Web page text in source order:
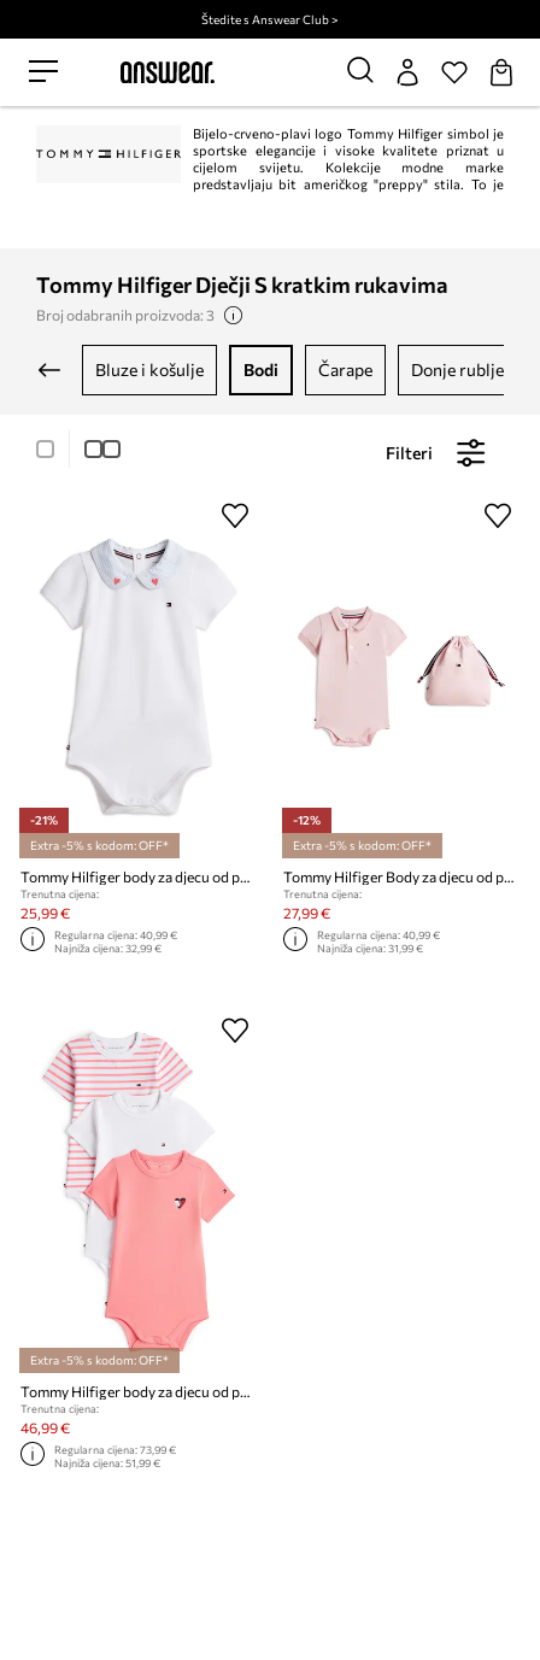
Štedite s Answear Club >
Bijelo-crveno-plavi logo Tommy Hilfiger simbol je
sportske elegancije i visoke kvalitete priznat u
cijelom svijetu. Kolekcije modne marke
predstavljaju bit američkog "preppy" stila. To je
Tommy Hilfiger Dječji S kratkim rukavima
Broj odabranih proizvoda: 3
bluze i košulje bodi čarape donje rublje
Filteri
-21%
Extra -5% s kodom: OFF*
Tommy Hilfiger body za djecu od pamuka
Trenutna cijena:
25,99 €
Regularna cijena:40,99 €
Najniža cijena:32,99 €
-12%
Extra -5% s kodom: OFF*
Tommy Hilfiger Body za djecu od pamuka
Trenutna cijena:
27,99 €
Regularna cijena:40,99 €
Najniža cijena:31,99 €
Extra -5% s kodom: OFF*
Tommy Hilfiger body za djecu od pamuka 3-pack
Trenutna cijena:
46,99 €
Regularna cijena:73,99 €
Najniža cijena:51,99 €